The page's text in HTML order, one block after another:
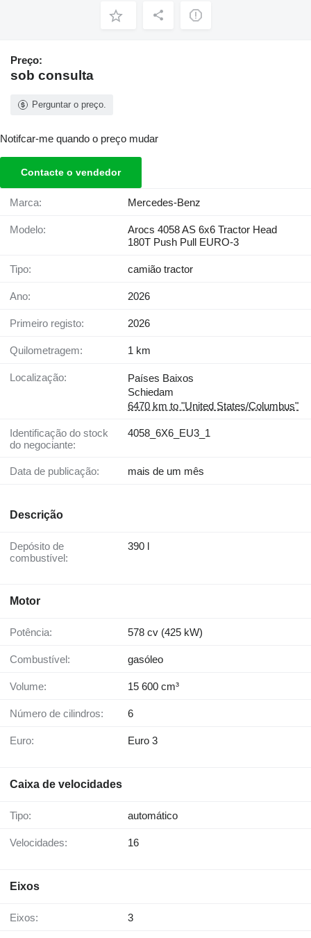
Preço:
sob consulta
Perguntar o preço.
Notifcar-me quando o preço mudar
Contacte o vendedor
Marca: Mercedes-Benz
Modelo:
Arocs 4058 AS 6x6 Tractor Head
180T Push Pull EURO-3
Tipo: camião tractor
Ano: 2026
Primeiro registo: 2026
Quilometragem: 1 km
Localização:
Países Baixos
Schiedam
6470 km to "United States/Columbus"
Identificação do stock
do negociante:
4058_6X6_EU3_1
Data de publicação: mais de um mês
Descrição
Depósito de
combustível:
390 l
Motor
Potência: 578 cv (425 kW)
Combustível: gasóleo
Volume: 15 600 cm³
Número de cilindros: 6
Euro: Euro 3
Caixa de velocidades
Tipo: automático
Velocidades: 16
Eixos
Eixos: 3